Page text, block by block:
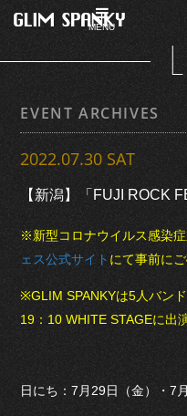
MENU
EVENT ARCHIVES
2022.07.30 SAT
【新潟】「FUJI ROCK
※新型コロナウイルス感染
ェス公式サイト にて事前に
※GLIM SPANKYは5人バン
19：10 WHITE STAGEに出
日にち：7月29日（金）・7